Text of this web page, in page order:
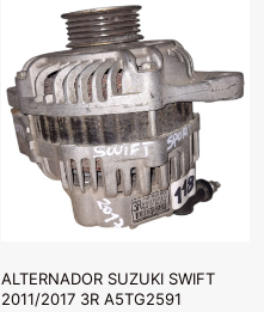
ALTERNADOR SUZUKI SWIFT
2011/2017 3R A5TG2591